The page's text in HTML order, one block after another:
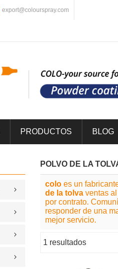
export@colourspray.com
PRODUCTOS BLOG
POLVO DE LA
colo es un
de la tolva ventas
por contrato.
responder de una
mejor servicio.
1 resultados